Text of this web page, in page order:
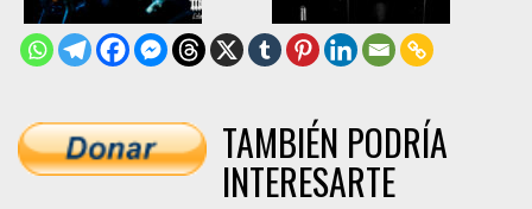
TAMBIÉN PODRÍA
INTERESARTE